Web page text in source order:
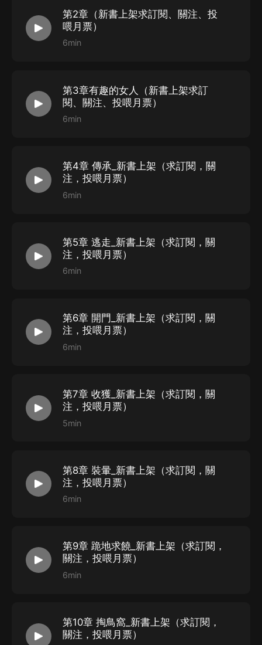
第2章（新書上架求訂閱、關注、投
喂月票）
6min
第3章有趣的女人（新書上架求訂
閱、關注、投喂月票）
6min
第4章 傳承_新書上架（求訂閱，關
注，投喂月票）
6min
第5章 逃走_新書上架（求訂閱，關
注，投喂月票）
6min
第6章 開門_新書上架（求訂閱，關
注，投喂月票）
6min
第7章 收獲_新書上架（求訂閱，關
注，投喂月票）
5min
第8章 裝暈_新書上架（求訂閱，關
注，投喂月票）
6min
第9章 跪地求饒_新書上架（求訂閱，
關注，投喂月票）
6min
第10章 掏鳥窩_新書上架（求訂閱，
關注，投喂月票）